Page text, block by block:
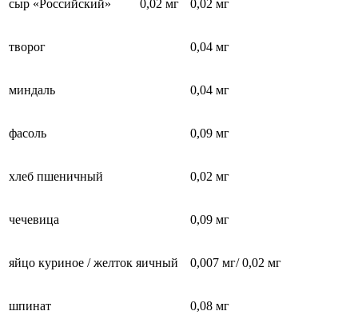
сыр «Российский» 0,02 мг 0,02 мг
творог 0,04 мг
миндаль 0,04 мг
фасоль 0,09 мг
хлеб пшеничный 0,02 мг
чечевица 0,09 мг
яйцо куриное / желток яичный 0,007 мг/ 0,02 мг
шпинат 0,08 мг